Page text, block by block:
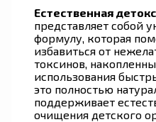
Естественная
представляет собой
формулу, которая
избавиться от
токсинов,
использования
это полностью
поддерживает
очищения детского